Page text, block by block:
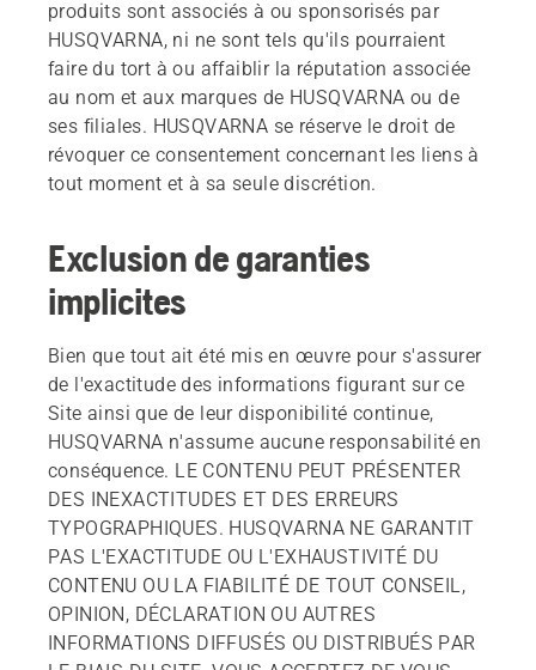
produits sont associés à ou sponsorisés par
HUSQVARNA, ni ne sont tels qu'ils pourraient
faire du tort à ou affaiblir la réputation associée
au nom et aux marques de HUSQVARNA ou de
ses filiales. HUSQVARNA se réserve le droit de
révoquer ce consentement concernant les liens à
tout moment et à sa seule discrétion.
Exclusion de garanties
implicites
Bien que tout ait été mis en œuvre pour s'assurer
de l'exactitude des informations figurant sur ce
Site ainsi que de leur disponibilité continue,
HUSQVARNA n'assume aucune responsabilité en
conséquence. LE CONTENU PEUT PRÉSENTER
DES INEXACTITUDES ET DES ERREURS
TYPOGRAPHIQUES. HUSQVARNA NE GARANTIT
PAS L'EXACTITUDE OU L'EXHAUSTIVITÉ DU
CONTENU OU LA FIABILITÉ DE TOUT CONSEIL,
OPINION, DÉCLARATION OU AUTRES
INFORMATIONS DIFFUSÉS OU DISTRIBUÉS PAR